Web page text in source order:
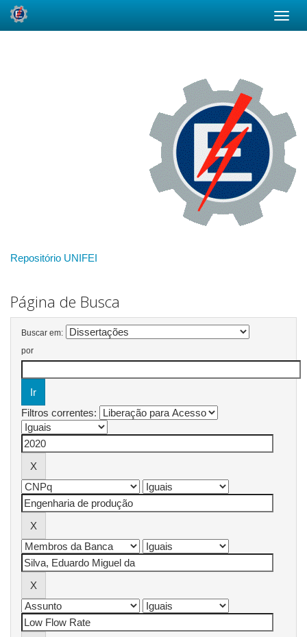
Repositório UNIFEI
Página de Busca
Buscar em:
por
Filtros correntes: